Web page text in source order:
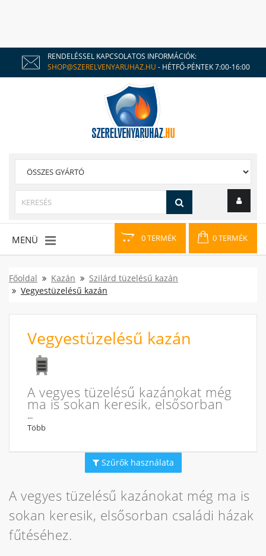
RENDELÉSSEL KAPCSOLATOS INFORMÁCIÓK:
SHOP@SZERELVENYARUHAZ.HU - HÉTFŐ-PÉNTEK 7:00-16:00
0 TERMÉK 0 TERMÉK
MENÜ
Főoldal Kazán
Szilárd tüzelésű kazán
Vegyestüzelésű kazán
Vegyestüzelésű kazán
A vegyes tüzelésű kazánokat még
ma is sokan keresik, elsősorban
családi házak fűtéséhez.
Milyen tüzelőanyagot használhat
a vegyes tüzelésű kazánhoz?
A vegyes tüzelésű kazán bármilyen szilárd halmazállapotú
használhatunk. A fűtéshez használható szén, tűzifa, de akár
pellett és brikett is, illetve bármilyen növényi hulladék, ami a
kertünkben, vagy a környezetünkben összegyűlik. Többek
között ezért is olyan népszerű a vegyes tüzelésű kazán azok
...
Több
Szűrők használata
A vegyes tüzelésű kazánokat még ma is
sokan keresik, elsősorban családi házak
fűtéséhez.